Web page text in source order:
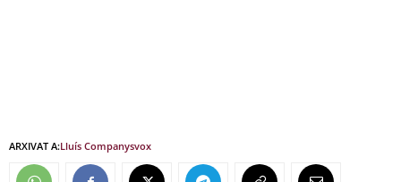
ARXIVAT A:Lluís Companysvox